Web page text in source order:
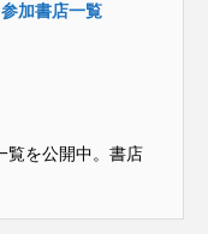
加書店一覧
覧を公開中。書店